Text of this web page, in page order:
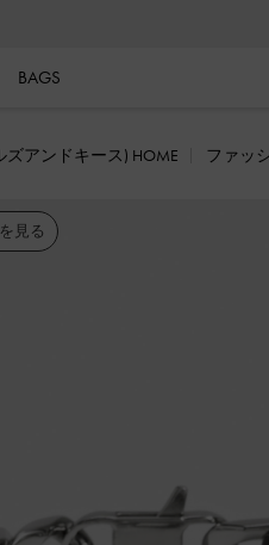
BAGS
ズアンドキース) HOME ファッ
見る